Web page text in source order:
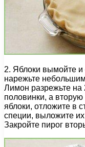
2. Яблоки вымойте и
нарежьте
Лимон разрежьте на
половинки, а вторую
яблоки, отложите в
специи, выложите
Закройте пирог